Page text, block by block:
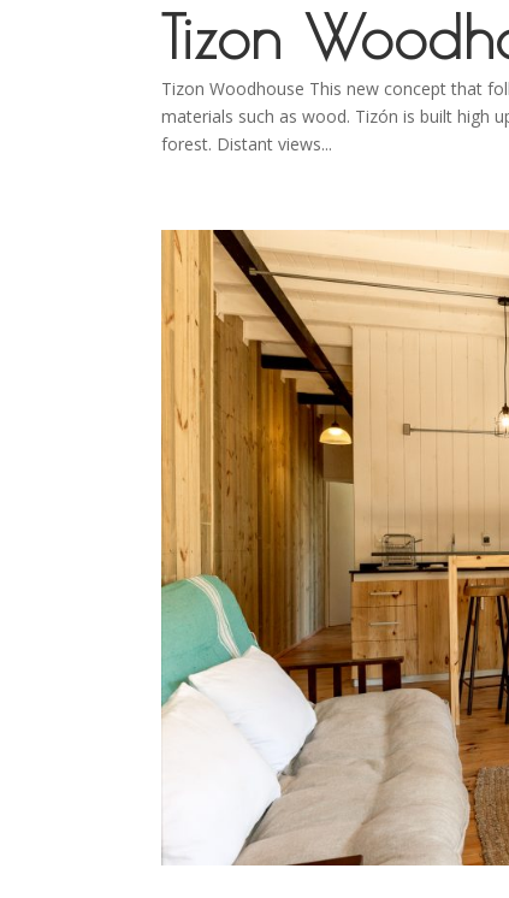
Tizon
Tizon Woodhouse This new concept that
materials such as wood. Tizón is built high
forest. Distant views...